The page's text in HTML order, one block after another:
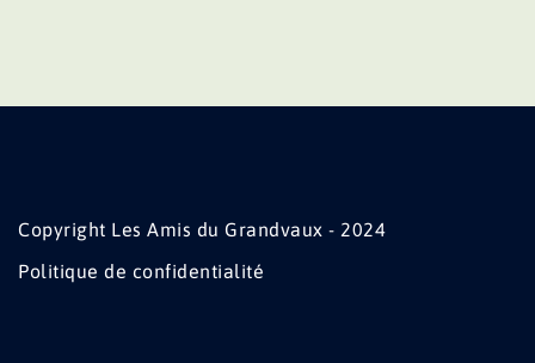
Copyright Les Amis du Grandvaux - 2024
Politique de confidentialité